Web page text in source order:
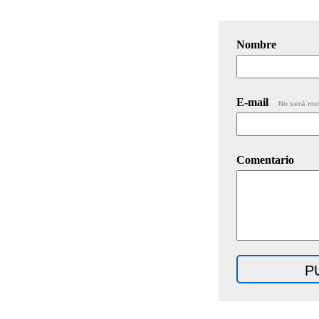
Nombre
E-mail No será
Comentario